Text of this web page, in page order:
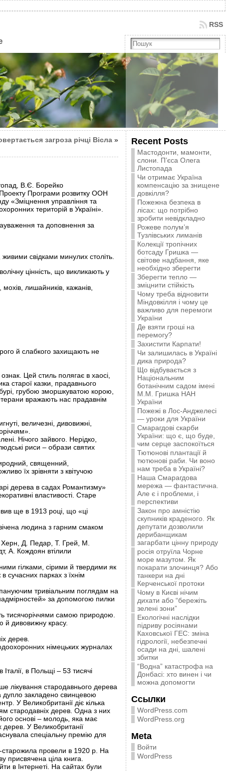
RSS
загроза річці Вісла»
В.Є. Борейко
Програми розвитку ООН
«Зміцнення управління та
територій в Україні».
та доповнення за
живими свідками минулих століть.
цінність, що викликають у
лишайників, кажанів,
й слабкого захищають не
Цей стиль полягає в хаосі,
старої казки, прадавнього
грубою зморшкуватою корою,
вражають нас прадавнім
величезні, дивовижні,
Нічого зайвого. Нерідко,
риси – образи святих
священний,
їх зрівняти з квітучою
дерева в садах Романтизму»
властивості. Старе
ще в 1913 році, що «ці
людина з гарним смаком
Херн, Д. Педар, Т. Грей, М.
А. Кождоян втілили
гілками, сірими й твердими як
сучасних парках з їхнім
тривіальним поглядам на
за допомогою пилки
тисячоріччями самою природою.
й дивовижну красу.
дерев.
німецьких журналах
Італії, в Польщі – 53 тисячі
лікування стародавнього дерева
дупло закладено свинцевою
У Великобританії діє кілька
стародавніх дерев. Одна з них
основі – молодь, яка має
У Великобританії
спеціальну премію для
старожила провели в 1920 р. На
присвячена ціла книга.
в Інтернеті. На сайтах були
Recent Posts
Мастодонти, мамонти,
слони. П’єса Олега
Листопада
Чи отримає Україна
компенсацію за знищене
довкілля?
Пожежна безпека в
лісах: що потрібно
зробити невідкладно
Рожеве полум’я
Тузлівських лиманів
Колекції тропічних
ботсаду Гришка —
світове надбання, яке
необхідно зберегти
Зберегти тепло —
зміцнити стійкість
Чому треба відновити
Міндовкілля і чому це
важливо для перемоги
України
Де взяти гроші на
перемогу?
Захистити Карпати!
Чи залишилась в Україні
дика природа?
Що відбувається з
Національним
ботанічним садом імені
М.М. Гришка НАН
України
Пожежі в Лос-Анджелесі
— уроки для України
Смарагдові скарби
України: що є, що буде,
чим серце заспокоїться
Тютюнові плантації й
тютюнові раби. Чи воно
нам треба в Україні?
Наша Смарагдова
мережа — фантастична.
Але є і проблеми, і
перспективи
Закон про амністію
скупників краденого. Як
депутати дозволили
дерибанщикам
загарбати цінну природу
росія отруїла Чорне
море мазутом. Як
покарати злочинця? Або
танкери на дні
Керченської протоки
Чому в Києві нічим
дихати або “бережіть
зелені зони”
Екологічні наслідки
підриву росіянами
Каховської ГЕС: зміна
гідрології, небезпечні
осади на дні, шалені
збитки
“Водна” катастрофа на
Донбасі: хто винен і чи
можна допомогти
Ссылки
WordPress.com
WordPress.org
Meta
Войти
WordPress